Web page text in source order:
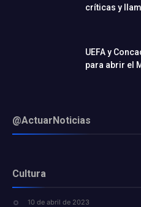
críticas y
UEFA y
para abrir el
@ActuarNoticias
Cultura
10 de abril de 2023